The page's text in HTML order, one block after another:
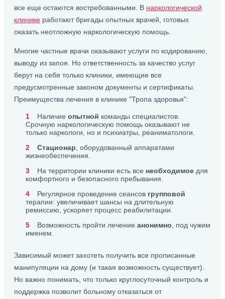
все еще остаются востребованными. В наркологической
клинике работают бригады опытных врачей, готовых
оказать неотложную наркологическую помощь.
Многие частные врачи оказывают услуги по кодированию,
выводу из запоя. Но ответственность за качество услуг
берут на себя только клиники, имеющие все
предусмотренные законом документы и сертификаты.
Преимущества лечения в клинике "Тропа здоровья":
Наличие опытной команды специалистов.
Срочную наркологическую помощь оказывают не
только наркологи, но и психиатры, реаниматологи.
Стационар , оборудованный аппаратами
жизнеобеспечения.
На территории клиники есть все необходимое для
комфортного и безопасного пребывания.
Регулярное проведение сеансов групповой
терапии: увеличивает шансы на длительную
ремиссию, ускоряет процесс реабилитации.
Возможность пройти лечение анонимно , под чужим
именем.
Зависимый может захотеть получить все прописанные
манипуляции на дому (и такая возможность существует).
Но важно понимать, что только круглосуточный контроль и
поддержка позволит больному отказаться от